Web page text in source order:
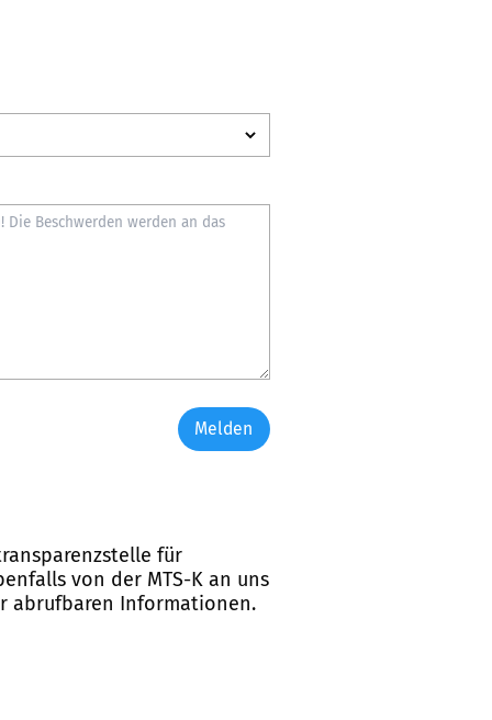
Melden
für
von der MTS-K an uns
abrufbaren Informationen.